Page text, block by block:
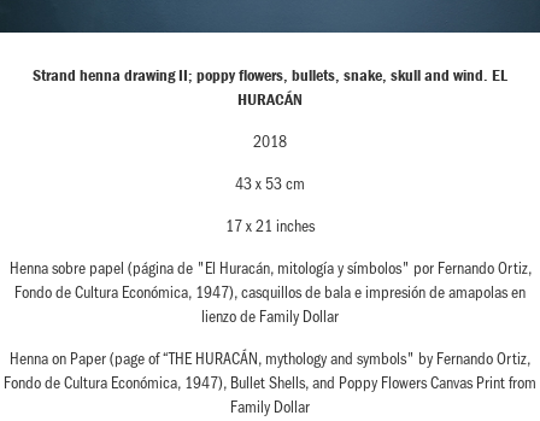
Strand henna drawing II; poppy flowers, bullets, snake, skull and wind. EL
HURACÁN
2018
43 x 53 cm
17 x 21 inches
Henna sobre papel (página de "El Huracán, mitología y símbolos" por Fernando Ortiz,
Fondo de Cultura Económica, 1947), casquillos de bala e impresión de amapolas en
lienzo de Family Dollar
Henna on Paper (page of “THE HURACÁN, mythology and symbols" by Fernando Ortiz,
Fondo de Cultura Económica, 1947), Bullet Shells, and Poppy Flowers Canvas Print from
Family Dollar